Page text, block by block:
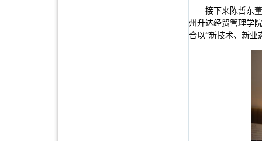
接下来陈哲东
州升达经贸管理学
合以“新技术、新业